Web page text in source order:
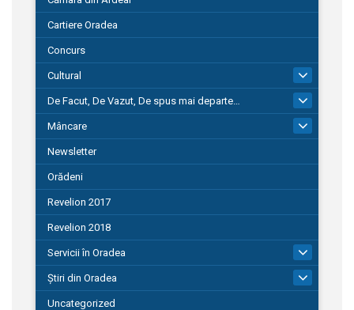
Cartiere Oradea
Concurs
Cultural
De Facut, De Vazut, De spus mai departe…
580
Mâncare
Newsletter
Orădeni
Revelion 2017
Revelion 2018
Servicii în Oradea
Știri din Oradea
Uncategorized